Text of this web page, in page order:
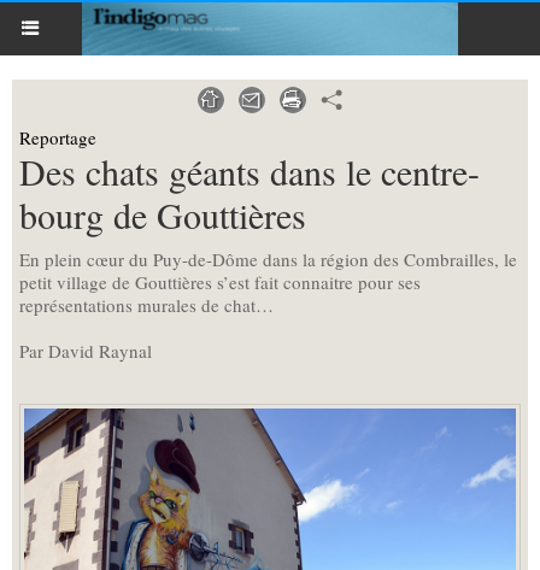
Reportage
Des chats géants dans le centre-
bourg de Gouttières
En plein cœur du Puy-de-Dôme dans la région des Combrailles, le
petit village de Gouttières s’est fait connaitre pour ses
représentations murales de chat…
Par David Raynal